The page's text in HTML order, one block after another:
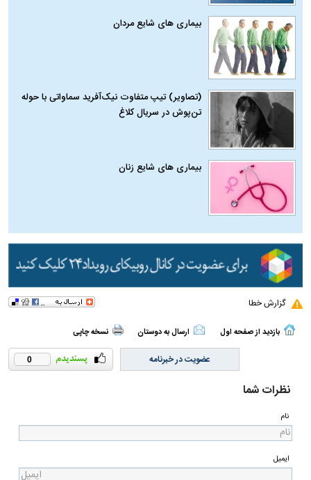
بیماری‌ های شایع مردان
(تصاویر) تیپ متفاوت نیک‌آفرید سماواتی با حوله
تن‌پوش در سریال کلاغ
بیماری‌ های شایع زنان
گزارش خطا
بازدید از صفحه اول ارسال به دوستان نسخه چاپی
0 عضویت در خبرنامه
نظرات شما
نام
ایمیل